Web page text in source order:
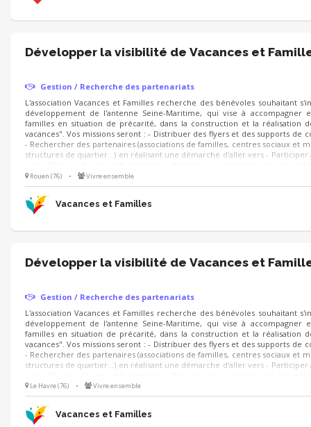
Développer la visibilité de Vacances et
Gestion / Recherche des partenariats
L'association Vacances et Familles recherche des bénévoles souhaitant
développement de l'antenne Seine-Maritime, qui vise à accompagner
familles en situation de précarité, dans la construction et la réalisation
vacances". Vos missions seront : - Distribuer des flyers et des supports de
- Rechercher des partenaires (associations de familles, centres sociaux et
structures de quartier…) en réalisant une démarche d'aller vers - Participer
Identifier de nouveaux lieux et opportunités pour faire connaître nos actions
Rouen (76) • Vivre ensemble
Vacances et Familles
Développer la visibilité de Vacances et
Gestion / Recherche des partenariats
L'association Vacances et Familles recherche des bénévoles souhaitant
développement de l'antenne Seine-Maritime, qui vise à accompagner
familles en situation de précarité, dans la construction et la réalisation
vacances". Vos missions seront : - Distribuer des flyers et des supports de
- Rechercher des partenaires (associations de familles, centres sociaux et
structures de quartier…) en réalisant une démarche d'aller vers - Participer
Identifier de nouveaux lieux et opportunités pour faire connaître nos actions
Le Havre (76) • Vivre ensemble
Vacances et Familles